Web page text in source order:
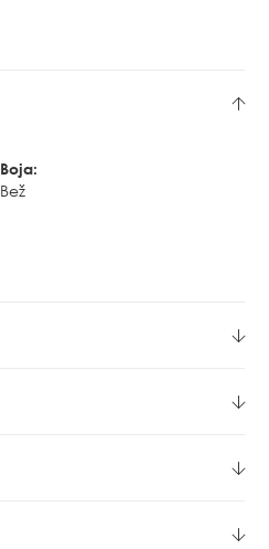
Boja:
Bež